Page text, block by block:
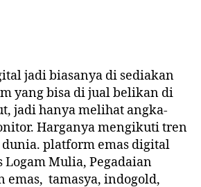
jadi biasanya di sediakan
yang bisa di jual belikan di
jadi hanya melihat angka-
Harganya mengikuti tren
dunia. platform emas digital
Logam Mulia, Pegadaian
emas, tamasya, indogold,